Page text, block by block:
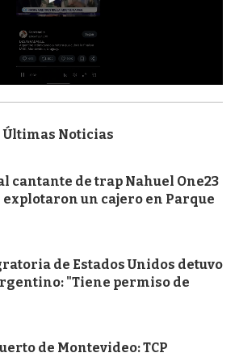
Últimas Noticias
cantante de trap Nahuel One23
explotaron un cajero en Parque
de Estados Unidos detuvo
"Tiene permiso de
de Montevideo: TCP